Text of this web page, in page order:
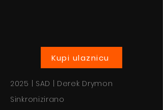
Kupi ulaznicu
2025 | SAD | Derek Drymon
Sinkronizirano